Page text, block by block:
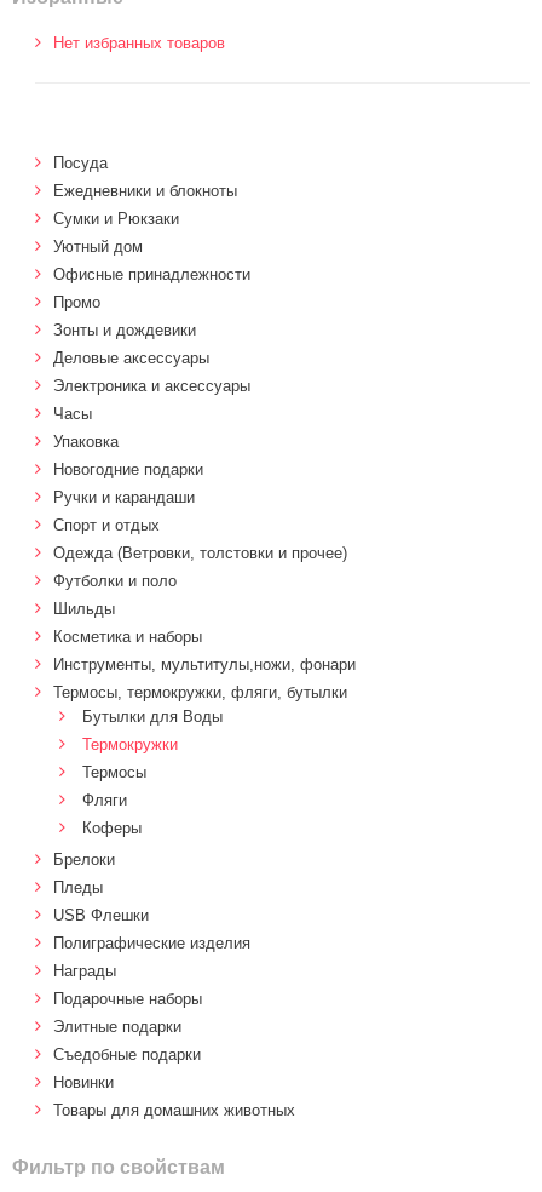
Нет избранных товаров
Посуда
Ежедневники и блокноты
Сумки и Рюкзаки
Уютный дом
Офисные принадлежности
Промо
Зонты и дождевики
Деловые аксессуары
Электроника и аксессуары
Часы
Упаковка
Новогодние подарки
Ручки и карандаши
Спорт и отдых
Одежда (Ветровки, толстовки и прочее)
Футболки и поло
Шильды
Косметика и наборы
Инструменты, мультитулы,ножи, фонари
Термосы, термокружки, фляги, бутылки
Бутылки для Воды
Термокружки
Термосы
Фляги
Коферы
Брелоки
Пледы
USB Флешки
Полиграфические изделия
Награды
Подарочные наборы
Элитные подарки
Cъедобные подарки
Новинки
Товары для домашних животных
Фильтр по свойствам